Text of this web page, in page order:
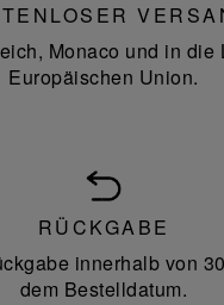
Monaco und in die
Europäischen Union.
RÜCKGABE
innerhalb von
dem Bestelldatum.